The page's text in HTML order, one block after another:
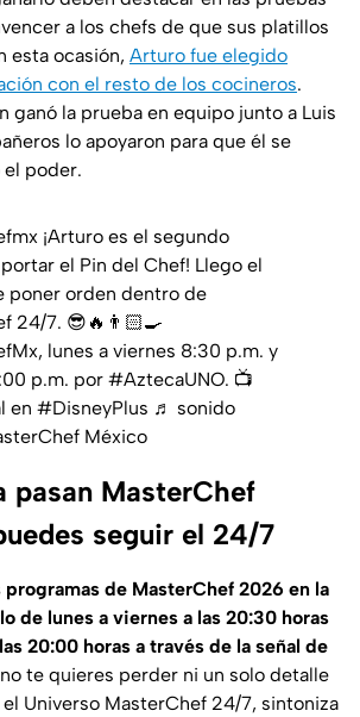
a los chefs de que sus platillos
esta ocasión, Arturo fue elegido
con el resto de los cocineros.
ganó la prueba en equipo junto a Luis
lo apoyaron para que él se
poder.
¡Arturo es el segundo
el Pin del Chef! Llego el
poner orden dentro de
24/7. 😎🔥👨🏻‍🍳
, lunes a viernes 8:30 p.m. y
p.m. por #AztecaUNO. 📺 ⁣⁣
en #DisneyPlus ♬ sonido
México
pasan MasterChef
seguir el 24/7
programas de MasterChef 2026 en la
de lunes a viernes a las 20:30 horas
20:00 horas a través de la señal de
no te quieres perder ni un solo detalle
Universo MasterChef 24/7, sintoniza